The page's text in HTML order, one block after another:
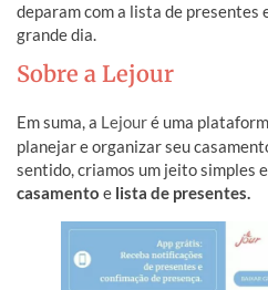
deparam com a lista de presentes
grande dia.
Sobre a Lejour
Em suma, a Lejouré uma
planejar e organizar seu
sentido, criamos um jeito simples
casamento e lista de presentes.